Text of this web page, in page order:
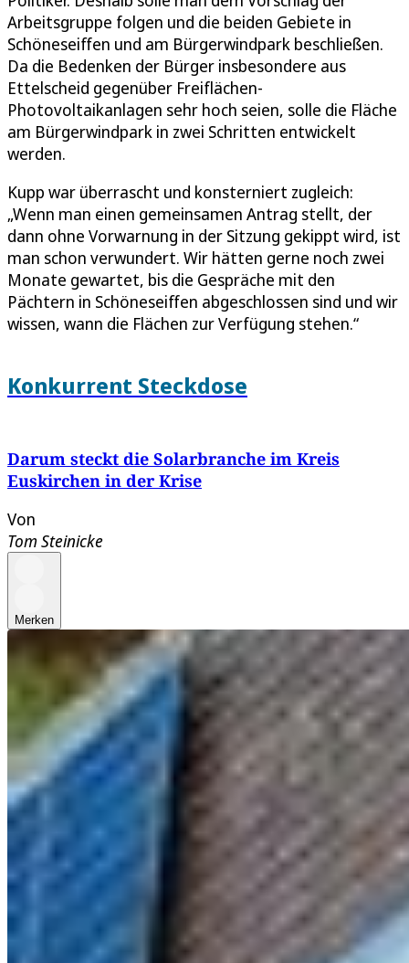
Arbeitsgruppe folgen und die beiden Gebiete in
Schöneseiffen und am Bürgerwindpark beschließen.
Da die Bedenken der Bürger insbesondere aus
Ettelscheid gegenüber Freiflächen-
Photovoltaikanlagen sehr hoch seien, solle die Fläche
am Bürgerwindpark in zwei Schritten entwickelt
werden.
Kupp war überrascht und konsterniert zugleich:
„Wenn man einen gemeinsamen Antrag stellt, der
dann ohne Vorwarnung in der Sitzung gekippt wird, ist
man schon verwundert. Wir hätten gerne noch zwei
Monate gewartet, bis die Gespräche mit den
Pächtern in Schöneseiffen abgeschlossen sind und wir
wissen, wann die Flächen zur Verfügung stehen.“
Konkurrent Steckdose
Darum steckt die Solarbranche im Kreis
Euskirchen in der Krise
Von
Tom Steinicke
Merken